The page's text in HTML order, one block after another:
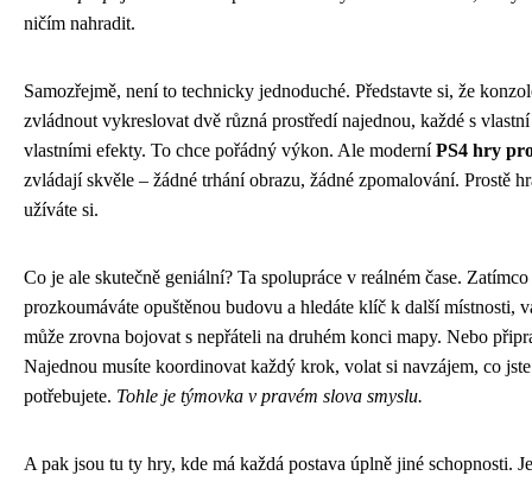
ničím nahradit.
Samozřejmě, není to technicky jednoduché. Představte si, že
zvládnout vykreslovat dvě různá prostředí najednou, každé s
vlastními efekty. To chce pořádný výkon. Ale moderníPS4 hry
zvládají skvěle – žádné trhání obrazu, žádné zpomalování. Prostě
užíváte si.
Co je ale skutečně geniální? Ta spolupráce v reálném čase.
prozkoumáváte opuštěnou budovu a hledáte klíč k další místnosti,
může zrovna bojovat s nepřáteli na druhém konci mapy. Nebo
Najednou musíte koordinovat každý krok, volat si navzájem, co
potřebujete. Tohle je týmovka v pravém slova smyslu.
A pak jsou tu ty hry, kde má každá postava úplně jiné schopnosti.